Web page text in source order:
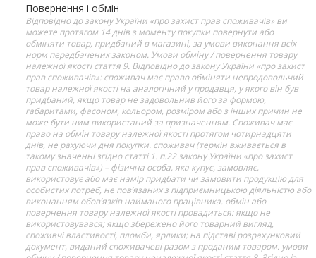
Повернення і обмін
Відповідно до закону України «про захист прав споживачів» ви
можете протягом 14 днів з моменту покупки повернути або
обміняти товар, придбаний в магазині, за умови виконання всіх
норм передбачених законом. Умови обміну / повернення товару
належної якості стаття 9. Відповідно до закону України «про захист
прав споживачів»: споживач має право обміняти непродовольчий
товар належної якості на аналогічний у продавця, у якого він був
придбаний, якщо товар не задовольнив його за формою,
габаритами, фасоном, кольором, розміром або з інших причин не
може бути ним використаний за призначенням. Споживач має
право на обмін товару належної якості протягом чотирнадцяти
днів, не рахуючи дня покупки. споживач (термін вживається в
такому значенні згідно статті 1. п.22 закону України «про захист
прав споживачів») – фізична особа, яка купує, замовляє,
використовує або має намір придбати чи замовити продукцію для
особистих потреб, не пов’язаних з підприємницькою діяльністю або
виконанням обов’язків найманого працівника. обмін або
повернення товару належної якості провадиться: якщо не
використовувався; якщо збережено його товарний вигляд,
споживчі властивості, пломби, ярлики; на підставі розрахунковий
документ, виданий споживачеві разом з проданим товаром. умови